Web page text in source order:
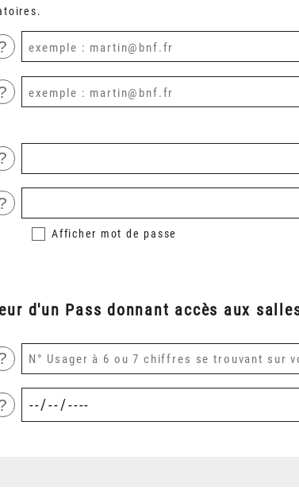
Afficher mot de passe
d'un Pass donnant accès aux